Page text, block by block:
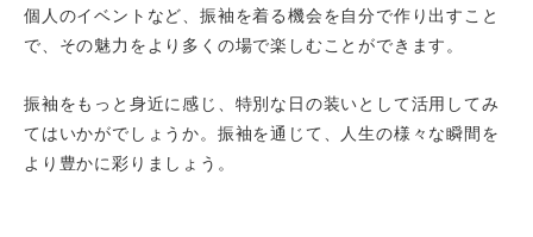
個人のイベントなど、振袖を着る機会を自分で作り出すこと
で、その魅力をより多くの場で楽しむことができます。
振袖をもっと身近に感じ、特別な日の装いとして活用してみ
てはいかがでしょうか。振袖を通じて、人生の様々な瞬間を
より豊かに彩りましょう。